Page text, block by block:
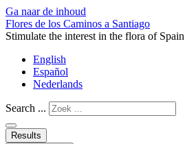
Ga naar de inhoud
Flores de los Caminos a Santiago
Stimulate the interest in the flora of
English
Español
Nederlands
Search ...
Results